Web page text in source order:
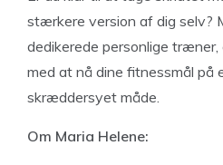
stærkere version af dig selv?
dedikerede personlige
med at nå dine fitnessmål på
skræddersyet måde.
Om Maria Helene: